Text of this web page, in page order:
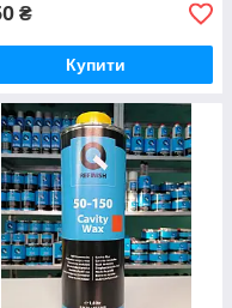
₴
Купити